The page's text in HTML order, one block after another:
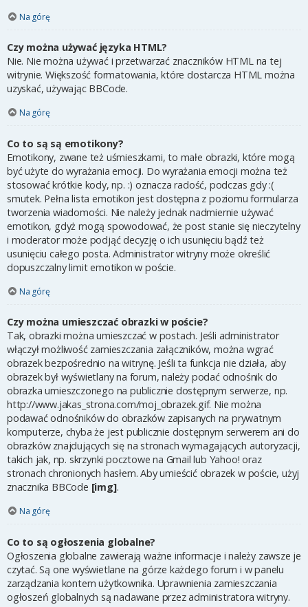
Na górę
Czy można używać języka HTML?
Nie. Nie można używać i przetwarzać znaczników HTML na tej
witrynie. Większość formatowania, które dostarcza HTML można
uzyskać, używając BBCode.
Na górę
Co to są są emotikony?
Emotikony, zwane też uśmieszkami, to małe obrazki, które mogą
być użyte do wyrażania emocji. Do wyrażania emocji można też
stosować krótkie kody, np. :) oznacza radość, podczas gdy :(
smutek. Pełna lista emotikon jest dostępna z poziomu formularza
tworzenia wiadomości. Nie należy jednak nadmiernie używać
emotikon, gdyż mogą spowodować, że post stanie się nieczytelny
i moderator może podjąć decyzję o ich usunięciu bądź też
usunięciu całego posta. Administrator witryny może określić
dopuszczalny limit emotikon w poście.
Na górę
Czy można umieszczać obrazki w poście?
Tak, obrazki można umieszczać w postach. Jeśli administrator
włączył możliwość zamieszczania załączników, można wgrać
obrazek bezpośrednio na witrynę. Jeśli ta funkcja nie działa, aby
obrazek był wyświetlany na forum, należy podać odnośnik do
obrazka umieszczonego na publicznie dostępnym serwerze, np.
http://www.jakas_strona.com/moj_obrazek.gif. Nie można
podawać odnośników do obrazków zapisanych na prywatnym
komputerze, chyba że jest publicznie dostępnym serwerem ani do
obrazków znajdujących się na stronach wymagających autoryzacji,
takich jak, np. skrzynki pocztowe na Gmail lub Yahoo! oraz
stronach chronionych hasłem. Aby umieścić obrazek w poście, użyj
znacznika BBCode [img].
Na górę
Co to są ogłoszenia globalne?
Ogłoszenia globalne zawierają ważne informacje i należy zawsze je
czytać. Są one wyświetlane na górze każdego forum i w panelu
zarządzania kontem użytkownika. Uprawnienia zamieszczania
ogłoszeń globalnych są nadawane przez administratora witryny.